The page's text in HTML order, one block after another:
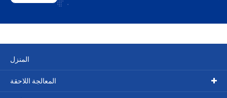
المنزل
المعالجة اللاحقة